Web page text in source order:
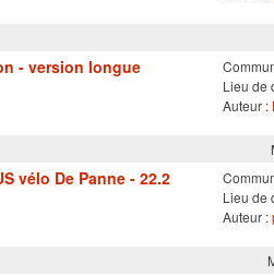
- version longue
Lieu de
Auteur :
vélo De Panne - 22.2
Lieu de
Auteur :